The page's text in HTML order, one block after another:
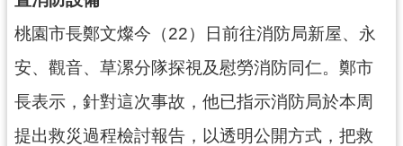
民
服
府
桃園市長鄭文燦今（22）日前往消防局新屋、永
安、觀音、草漯分隊探視及慰勞消防同仁。鄭市
長表示，針對這次事故，他已指示消防局於本周
提出救災過程檢討報告，以透明公開方式，把救